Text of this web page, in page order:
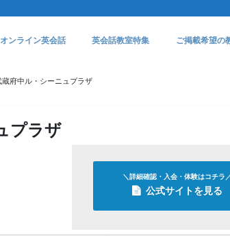
オンライン英会話 英会話教室特集 ご掲載希望の
府中ル・シーニュプラザ
プラザ
＼詳細確認・入会・体験はコチラ
公式サイトを見る